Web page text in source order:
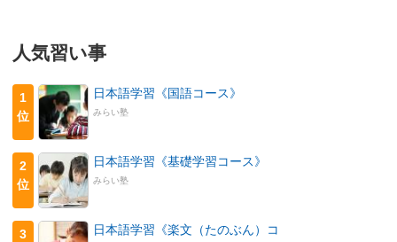
人気習い事
1
位
日本語学習《国語コース》
みらい塾
2
位
日本語学習《基礎学習コース》
みらい塾
3
日本語学習《楽文（たのぶん）コ